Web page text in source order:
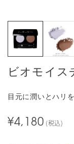
ビオモイス
目元に潤いとハリ
¥4,180 (税込)